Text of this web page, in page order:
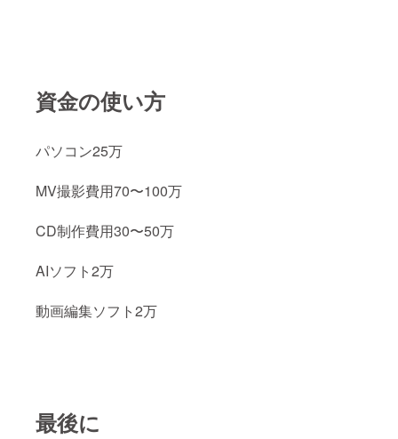
資金の使い方
パソコン25万
MV撮影費用70〜100万
CD制作費用30〜50万
AIソフト2万
動画編集ソフト2万
最後に